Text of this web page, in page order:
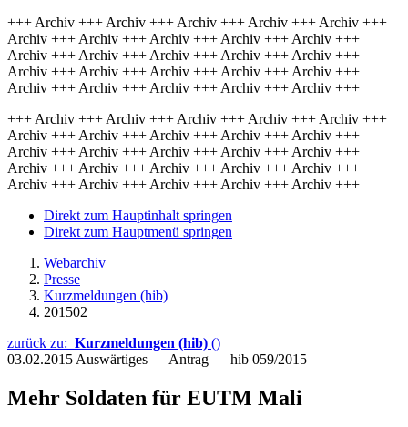
+++ Archiv +++ Archiv +++ Archiv +++ Archiv +++ Archiv +++
Archiv +++ Archiv +++ Archiv +++ Archiv +++ Archiv +++
Archiv +++ Archiv +++ Archiv +++ Archiv +++ Archiv +++
Archiv +++ Archiv +++ Archiv +++ Archiv +++ Archiv +++
Archiv +++ Archiv +++ Archiv +++ Archiv +++ Archiv +++
+++ Archiv +++ Archiv +++ Archiv +++ Archiv +++ Archiv +++
Archiv +++ Archiv +++ Archiv +++ Archiv +++ Archiv +++
Archiv +++ Archiv +++ Archiv +++ Archiv +++ Archiv +++
Archiv +++ Archiv +++ Archiv +++ Archiv +++ Archiv +++
Archiv +++ Archiv +++ Archiv +++ Archiv +++ Archiv +++
Direkt zum Hauptinhalt springen
Direkt zum Hauptmenü springen
Webarchiv
Presse
Kurzmeldungen (hib)
201502
zurück zu: Kurzmeldungen (hib) ()
03.02.2015 Auswärtiges — Antrag — hib 059/2015
Mehr Soldaten für EUTM Mali